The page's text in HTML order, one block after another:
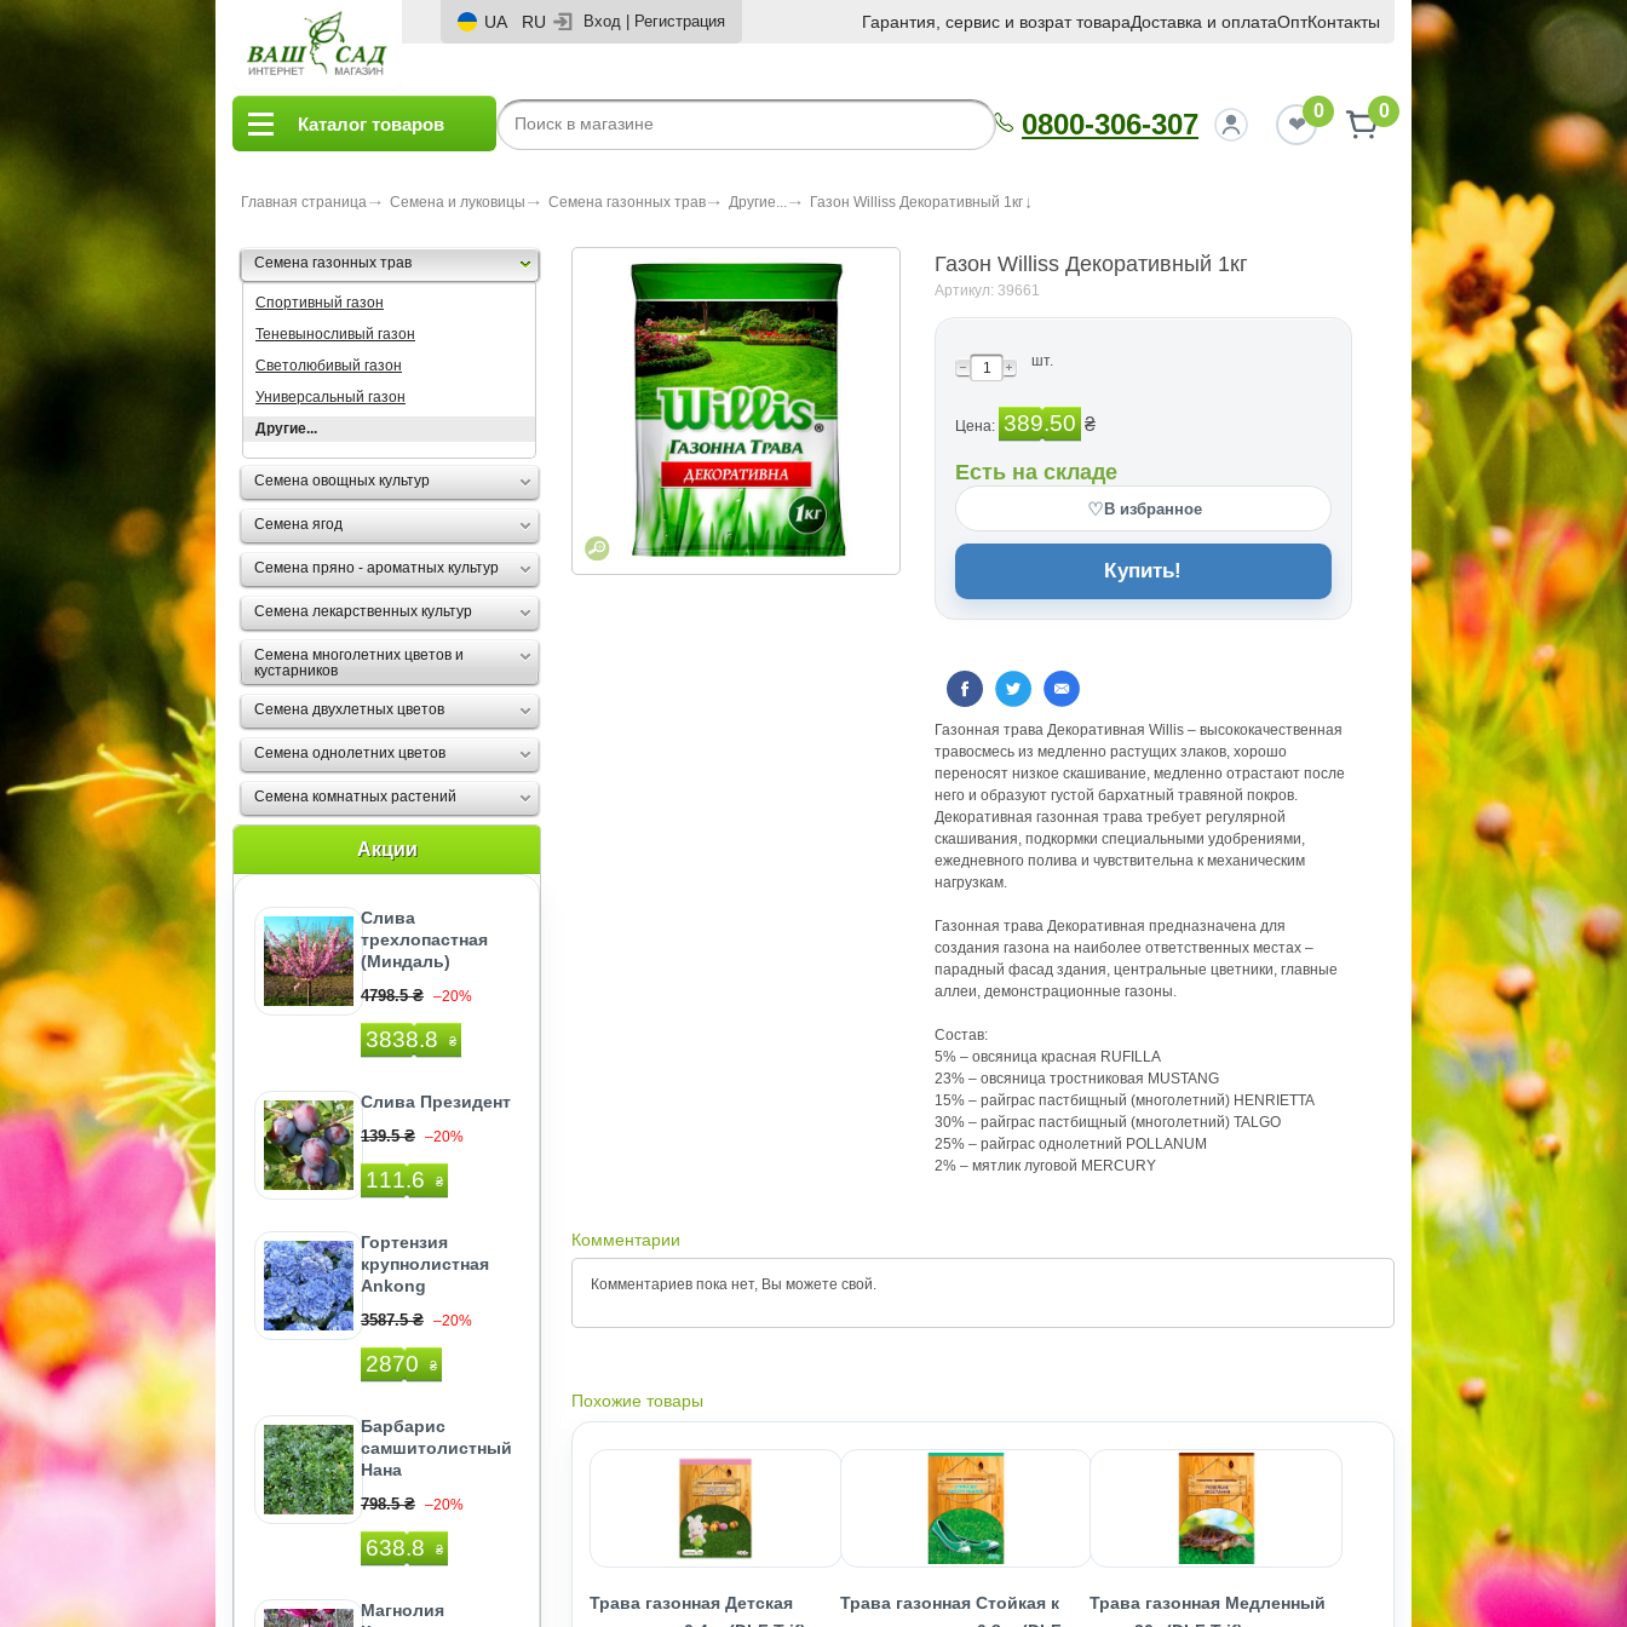
UA RU Вход Регистрация Гарантия, сервис и возрат товараДоставка и оплатаОптКонтакты
Каталог товаров 0800-306-307 0 0
Главная страница Семена и луковицы Семена газонных трав Другие... Газон Williss Декоративный 1кг
Семена газонных трав
Спортивный газон
Теневыносливый газон
Светолюбивый газон
Универсальный газон
Другие...
Семена овощных культур
Семена ягод
Семена пряно - ароматных культур
Семена лекарственных культур
Семена многолетних цветов и
кустарников
Семена двухлетных цветов
Семена однолетних цветов
Семена комнатных растений
Акции
Слива
трехлопастная
(Миндаль)
4798.5 ₴ –20%
3838.8 ₴
Слива Президент
139.5 ₴ –20%
111.6 ₴
Гортензия
крупнолистная
Ankong
3587.5 ₴ –20%
2870 ₴
Барбарис
самшитолистный
Нана
798.5 ₴ –20%
638.8 ₴
Магнолия
Газон Williss Декоративный 1кг
Артикул: 39661
шт.
Цена: 389.50 ₴
Есть на складе
♡В избранное
Купить!
Газонная трава Декоративная Willis – высококачественная
травосмесь из медленно растущих злаков, хорошо
переносят низкое скашивание, медленно отрастают после
него и образуют густой бархатный травяной покров.
Декоративная газонная трава требует регулярной
скашивания, подкормки специальными удобрениями,
ежедневного полива и чувствительна к механическим
нагрузкам.
Газонная трава Декоративная предназначена для
создания газона на наиболее ответственных местах –
парадный фасад здания, центральные цветники, главные
аллеи, демонстрационные газоны.
Состав:
5% – овсяница красная RUFILLA
23% – овсяница тростниковая MUSTANG
15% – райграс пастбищный (многолетний) HENRIETTA
30% – райграс пастбищный (многолетний) TALGO
25% – райграс однолетний POLLANUM
2% – мятлик луговой MERCURY
Комментарии
Комментариев пока нет, Вы можете свой.
Похожие товары
Трава газонная Детская
Трава газонная Стойкая к
Трава газонная Медленный